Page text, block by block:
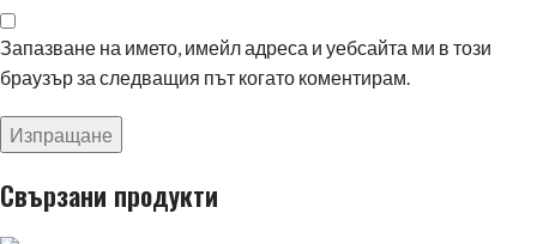
Запазване на името, имейл адреса и уебсайта ми в този
браузър за следващия път когато коментирам.
Свързани продукти